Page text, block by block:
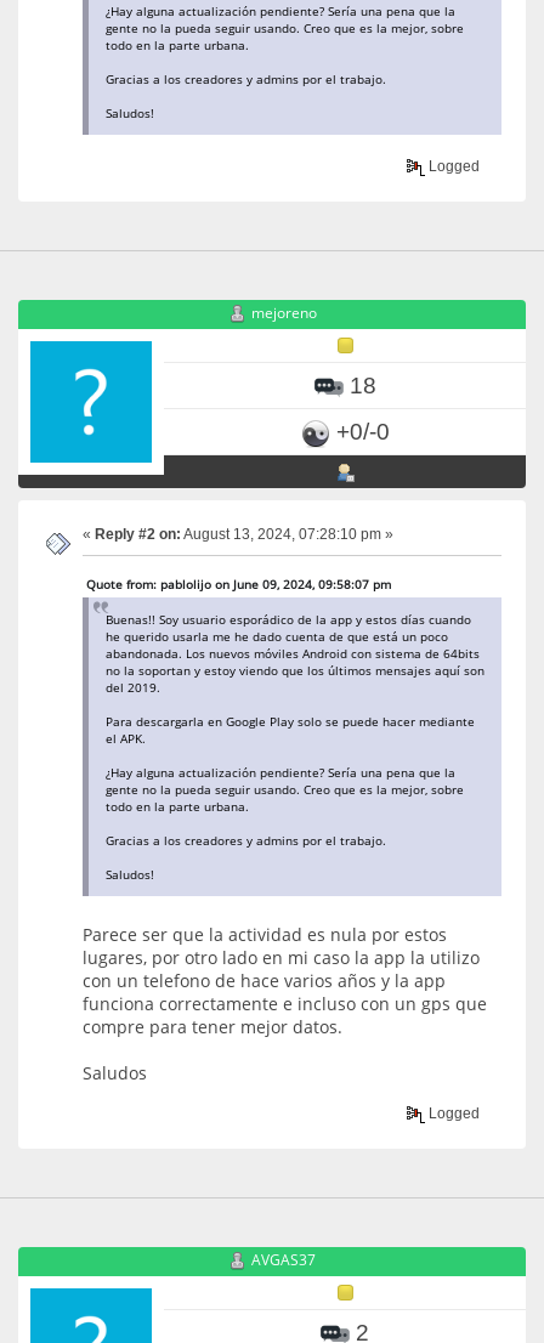
¿Hay alguna actualización pendiente? Sería una pena que la
gente no la pueda seguir usando. Creo que es la mejor, sobre
todo en la parte urbana.
Gracias a los creadores y admins por el trabajo.
Saludos!
Logged
mejoreno
18
+0/-0
« Reply #2 on: August 13, 2024, 07:28:10 pm »
Quote from: pablolijo on June 09, 2024, 09:58:07 pm
Buenas!! Soy usuario esporádico de la app y estos días cuando
he querido usarla me he dado cuenta de que está un poco
abandonada. Los nuevos móviles Android con sistema de 64bits
no la soportan y estoy viendo que los últimos mensajes aquí son
del 2019.
Para descargarla en Google Play solo se puede hacer mediante
el APK.
¿Hay alguna actualización pendiente? Sería una pena que la
gente no la pueda seguir usando. Creo que es la mejor, sobre
todo en la parte urbana.
Gracias a los creadores y admins por el trabajo.
Saludos!
Parece ser que la actividad es nula por estos
lugares, por otro lado en mi caso la app la utilizo
con un telefono de hace varios años y la app
funciona correctamente e incluso con un gps que
compre para tener mejor datos.
Saludos
Logged
AVGAS37
2